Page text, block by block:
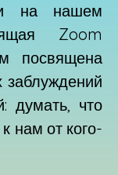
на нашем
Zoom
посвящена
думать, что
нам от кого-